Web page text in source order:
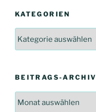
KATEGORIEN
BEITRAGS-ARCHIV
Beitrags-